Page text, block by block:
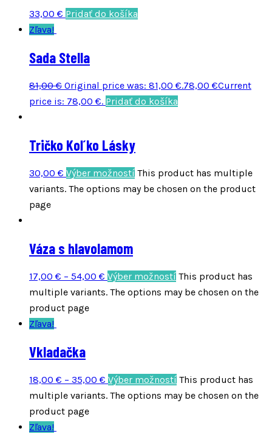
33,00 € Pridať do košíka
Zľava!
Sada Stella
81,00€ Original price was: 81,00 €.78,00 €Current
price is: 78,00 €. Pridať do košíka
Tričko Koľko Lásky
30,00 € Výber možností This product has multiple
variants. The options may be chosen on the product
page
Váza s hlavolamom
17,00 € – 54,00 € Výber možností This product has
multiple variants. The options may be chosen on the
product page
Zľava!
Vkladačka
18,00 € – 35,00 € Výber možností This product has
multiple variants. The options may be chosen on the
product page
Zľava!